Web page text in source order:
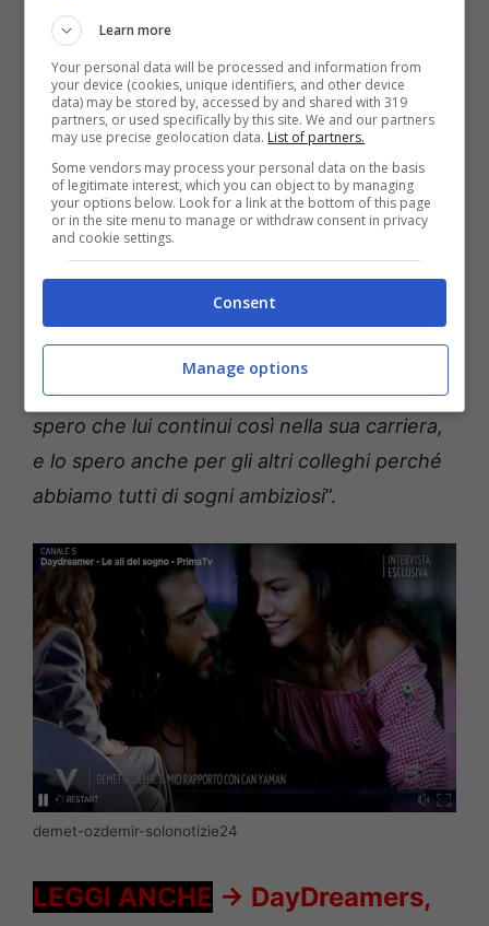
A tenere banco da mesi nel mondo del gossip
per l’attrice è il presunto flirt con Can Yaman,
tra di loro c’è un del tenero fuori dal set?
Questa è una delle domande che sempre più
spesso si sono posti i fan della serie in onda
su Canale 5, e alla quale ha rispostoDemet
Ozdemirdurante l’intervista rilasciata a
Verissimo: “Abbiamo un ottimo rapporto.
Abbiamo avuto un periodo in cui appunto
recitato insieme. È stato un bel viaggio quello
che abbiamo fatto insieme per venire qui, e
spero che lui continui così nella sua carriera,
e lo spero anche per gli altri colleghi perché
abbiamo tutti di sogni ambiziosi”.
demet-ozdemir-solonotizie24
LEGGI ANCHE -> DayDreamers,
Learn more
Your personal data will be processed and information from
your device (cookies, unique identifiers, and other device
data) may be stored by, accessed by and shared with 319
partners, or used specifically by this site. We and our partners
may use precise geolocation data. List of partners.
Some vendors may process your personal data on the basis
of legitimate interest, which you can object to by managing
your options below. Look for a link at the bottom of this page
or in the site menu to manage or withdraw consent in privacy
and cookie settings.
Consent
Manage options